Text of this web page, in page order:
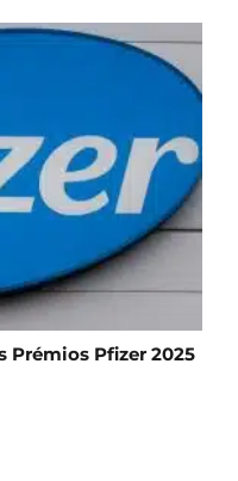
Prémios Pfizer 2025